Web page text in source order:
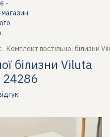
Комплект постільної білизни
білизни Viluta
24286